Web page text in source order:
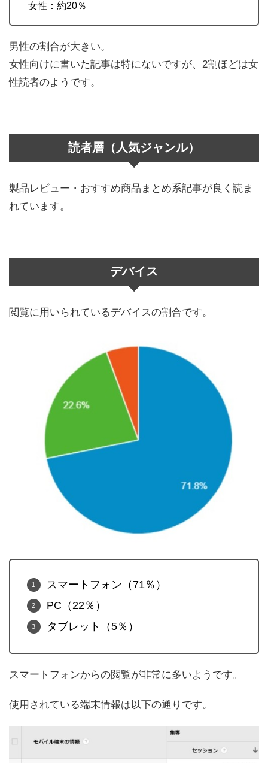
女性：約20％
男性の割合が大きい。
女性向けに書いた記事は特にないですが、2割ほどは女
性読者のようです。
読者層（人気ジャンル）
製品レビュー・おすすめ商品まとめ系記事が良く読ま
れています。
デバイス
閲覧に用いられているデバイスの割合です。
スマートフォン（71％）
PC（22％）
タブレット（5％）
スマートフォンからの閲覧が非常に多いようです。
使用されている端末情報は以下の通りです。